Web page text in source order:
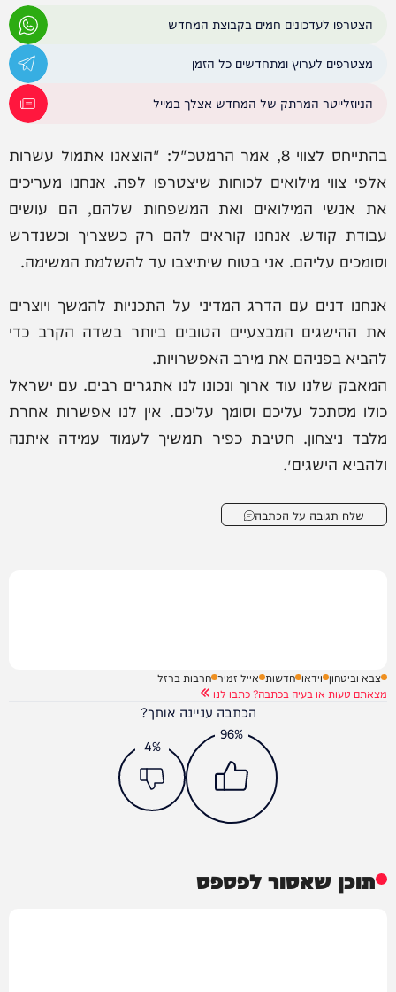
הצטרפו לעדכונים חמים בקבוצת המחדש
מצטרפים לערוץ ומתחדשים כל הזמן
הניוזלייטר המרתק של המחדש אצלך במייל
בהתייחס לצווי 8, אמר הרמטכ"ל: "הוצאנו אתמול עשרות
אלפי צווי מילואים לכוחות שיצטרפו לפה. אנחנו מעריכים
את אנשי המילואים ואת המשפחות שלהם, הם עושים
עבודת קודש. אנחנו קוראים להם רק כשצריך וכשנדרש
וסומכים עליהם. אני בטוח שיתיצבו עד להשלמת המשימה.
אנחנו דנים עם הדרג המדיני על התכניות להמשך ויוצרים
את ההישגים המבצעיים הטובים ביותר בשדה הקרב כדי
להביא בפניהם את מירב האפשרויות.
המאבק שלנו עוד ארוך ונכונו לנו אתגרים רבים. עם ישראל
כולו מסתכל עליכם וסומך עליכם. אין לנו אפשרות אחרת
מלבד ניצחון. חטיבת כפיר תמשיך לעמוד עמידה איתנה
ולהביא הישגים״.
שלח תגובה על הכתבה
צבא וביטחון וידאו חדשות אייל זמיר חרבות ברזל
מצאתם טעות או בעיה בכתבה? כתבו לנו
הכתבה עניינה אותך?
96%
4%
תוכן שאסור לפספס